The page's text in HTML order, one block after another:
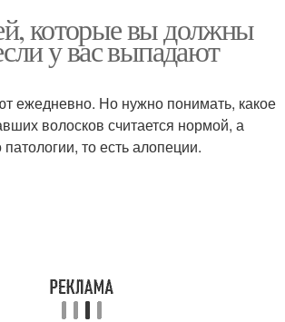
которые вы должны
у вас выпадают
ежедневно. Но нужно понимать, какое
волосков считается нормой, а
патологии, то есть алопеции.